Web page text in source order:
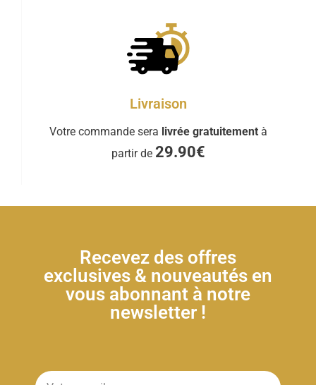
Livraison
Votre commande sera livrée gratuitement à
partir de 29.90€
Recevez des offres
exclusives & nouveautés en
vous abonnant à notre
newsletter !